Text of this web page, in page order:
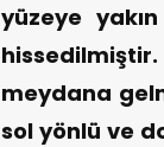
yüzeye
meydana
sol yönlü ve